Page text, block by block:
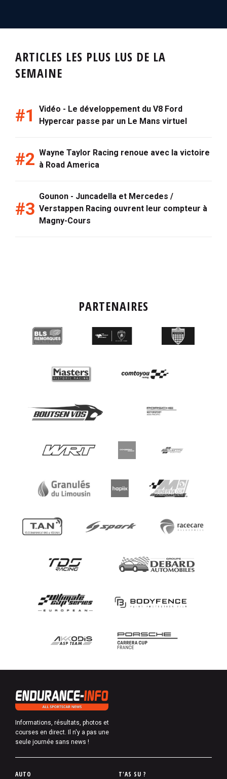
ARTICLES LES PLUS LUS DE LA
SEMAINE
Vidéo - Le développement du V8 Ford
Hypercar passe par un Le Mans virtuel
Wayne Taylor Racing renoue avec la victoire
à Road America
Gounon - Juncadella et Mercedes /
Verstappen Racing ouvrent leur compteur à
Magny-Cours
PARTENAIRES
Informations, résultats, photos et
courses en direct. Il n'y a pas une
seule journée sans news !
P
AUTO T'AS SU ?